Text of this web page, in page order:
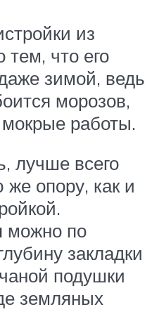
из
что его
зимой, ведь
морозов,
мокрые работы.
лучше всего
же опору, как и
можно по
закладки
подушки
земляных